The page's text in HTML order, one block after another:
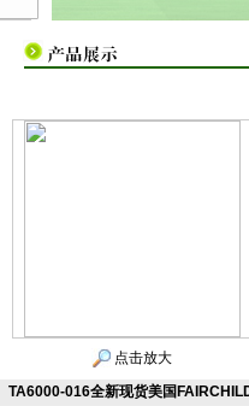
点击放大
TA6000-016全新现货美国